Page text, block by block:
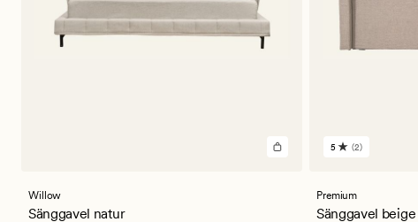
Willow
Sänggavel natur
2
ett
genomsnittligt
5 (2)
Premium
Sänggavel beige